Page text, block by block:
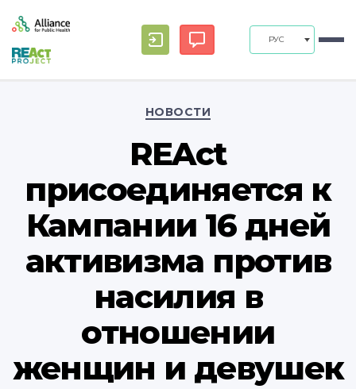
РУС
НОВОСТИ
REAct
присоединяется к
Кампании 16 дней
активизма против
насилия в
отношении
женщин и девушек